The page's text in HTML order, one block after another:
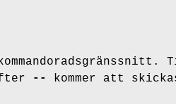
-- kommer att